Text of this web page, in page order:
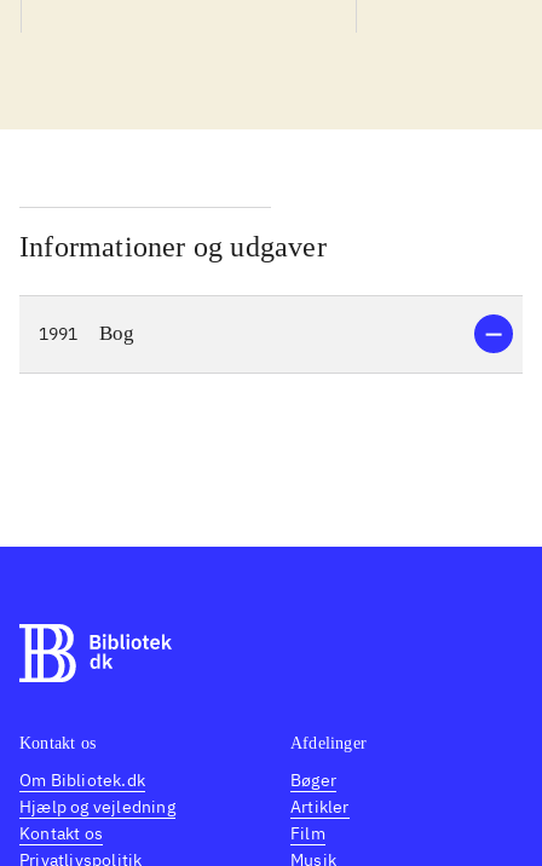
Informationer og udgaver
1991 Bog
Kontakt os
Om Bibliotek.dk
Hjælp og vejledning
Kontakt os
Privatlivspolitik
Afdelinger
Bøger
Artikler
Film
Musik